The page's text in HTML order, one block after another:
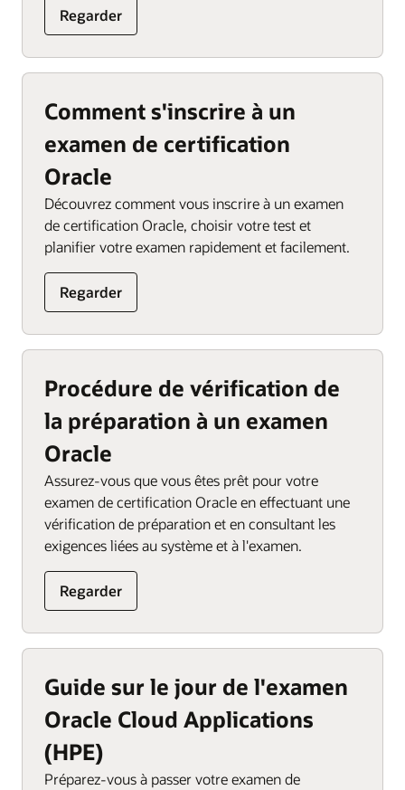
Regarder
Comment s'inscrire à un
examen de certification
Oracle
Découvrez comment vous inscrire à un examen
de certification Oracle, choisir votre test et
planifier votre examen rapidement et facilement.
Regarder
Procédure de vérification de
la préparation à un examen
Oracle
Assurez-vous que vous êtes prêt pour votre
examen de certification Oracle en effectuant une
vérification de préparation et en consultant les
exigences liées au système et à l'examen.
Regarder
Guide sur le jour de l'examen
Oracle Cloud Applications
(HPE)
Préparez-vous à passer votre examen de